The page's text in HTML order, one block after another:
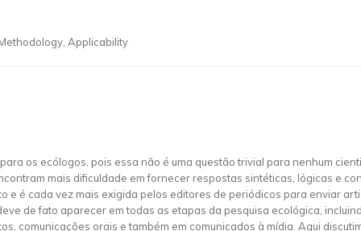
Applicability
os ecólogos, pois essa não é uma questão trivial para nenhum
mais dificuldade em fornecer respostas sintéticas, lógicas e
e é cada vez mais exigida pelos editores de periódicos para enviar
de fato aparecer em todas as etapas da pesquisa ecológica,
comunicações orais e também em comunicados à mídia. Aqui